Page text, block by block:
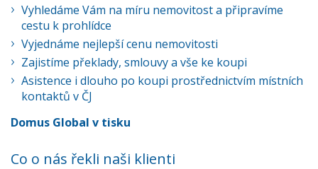
Vyhledáme Vám na míru nemovitost a připravíme
cestu k prohlídce
Vyjednáme nejlepší cenu nemovitosti
Zajistíme překlady, smlouvy a vše ke koupi
Asistence i dlouho po koupi prostřednictvím místních
kontaktů v ČJ
Domus Global v tisku
Co o nás řekli naši klienti